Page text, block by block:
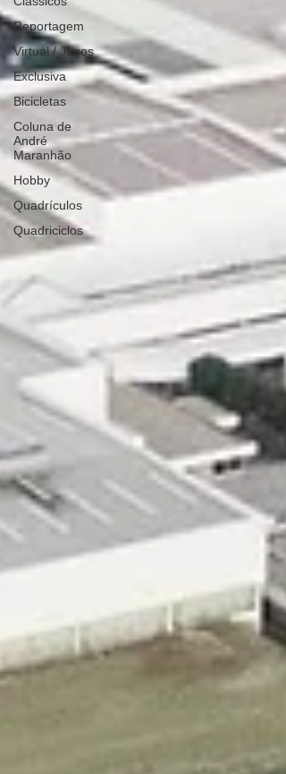
Reportagem
Virtual / Jogos
Exclusiva
Bicicletas
Coluna de
André
Maranhão
Hobby
Quadrículos
Quadriciclos